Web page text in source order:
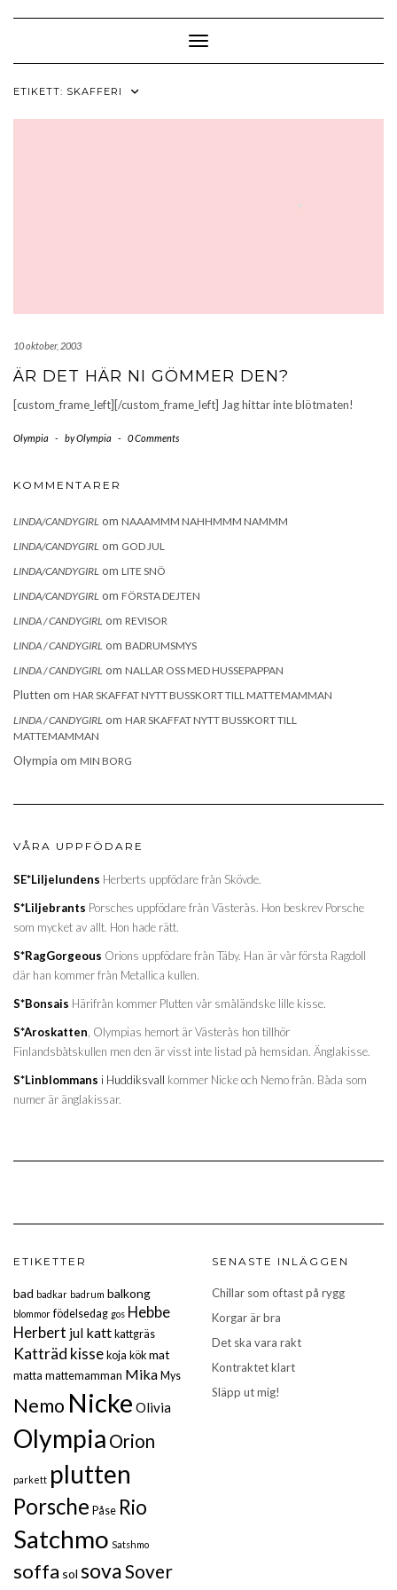
Toggle Navigation
ETIKETT: SKAFFERI
10 oktober, 2003
ÄR DET HÄR NI GÖMMER DEN?
[custom_frame_left][/custom_frame_left] Jag hittar inte blötmaten!
Olympia - byOlympia - 0 Comments
KOMMENTARER
LINDA/CANDYGIRL om NAAAMMM NAHHMMM NAMMM
LINDA/CANDYGIRL om GOD JUL
LINDA/CANDYGIRL om LITE SNÖ
LINDA/CANDYGIRL om FÖRSTA DEJTEN
LINDA / CANDYGIRL om REVISOR
LINDA / CANDYGIRL om BADRUMSMYS
LINDA / CANDYGIRL om NALLAR OSS MED HUSSEPAPPAN
Plutten om HAR SKAFFAT NYTT BUSSKORT TILL MATTEMAMMAN
LINDA / CANDYGIRL om HAR SKAFFAT NYTT BUSSKORT TILL
MATTEMAMMAN
Olympia om MIN BORG
VÅRA UPPFÖDARE
SE*Liljelundens Herberts uppfödare från Skövde.
S*Liljebrants Porsches uppfödare från Västerås. Hon beskrev Porsche
som mycket av allt. Hon hade rätt.
S*RagGorgeous Orions uppfödare från Täby. Han är vår första Ragdoll
där han kommer från Metallica kullen.
S*Bonsais Härifrån kommer Plutten vår småländske lille kisse.
S*Aroskatten , Olympias hemort är Västerås hon tillhör
Finlandsbåtskullen men den är visst inte listad på hemsidan. Änglakisse.
S*Linblommans i Huddiksvall kommer Nicke och Nemo från. Båda som
numer är änglakissar.
ETIKETTER
bad badkar badrum balkong
blommor födelsedag gos Hebbe
Herbert jul katt kattgräs
Katträd kisse koja kök mat
matta mattemamman Mika Mys
Nemo Nicke Olivia
Olympia Orion
parkett plutten
Porsche Påse Rio
Satchmo Satshmo
soffa sol sovaSover
SENASTE INLÄGGEN
Chillar som oftast på rygg
Korgar är bra
Det ska vara rakt
Kontraktet klart
Släpp ut mig!